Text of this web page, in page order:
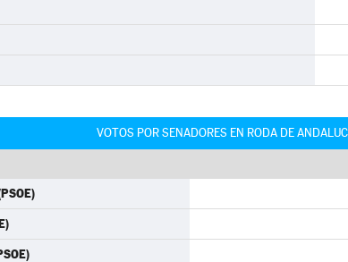
VOTOS POR SENADORES EN RODA DE